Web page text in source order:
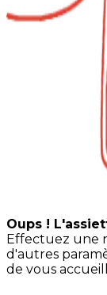
Oups !
Effectuez une
d'autres
de vous